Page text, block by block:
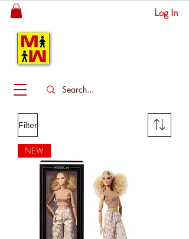
Log In
Filter
NEW